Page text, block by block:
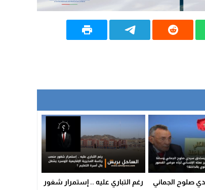
صلوح الجماني
رغم التباري عليه .. إستمرار شغور